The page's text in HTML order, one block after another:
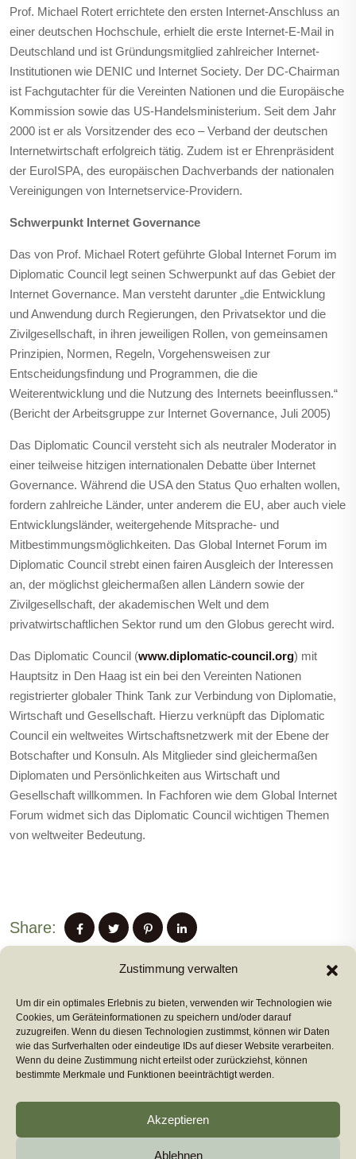
Zustimmung verwalten
Um dir ein optimales Erlebnis zu bieten, verwenden wir Technologien wie
Cookies, um Geräteinformationen zu speichern und/oder darauf
zuzugreifen. Wenn du diesen Technologien zustimmst, können wir Daten
wie das Surfverhalten oder eindeutige IDs auf dieser Website verarbeiten.
Wenn du deine Zustimmung nicht erteilst oder zurückziehst, können
bestimmte Merkmale und Funktionen beeinträchtigt werden.
Akzeptieren
Ablehnen
Prof. Michael Rotert errichtete den ersten Internet-Anschluss an
einer deutschen Hochschule, erhielt die erste Internet-E-Mail in
Deutschland und ist Gründungsmitglied zahlreicher Internet-
Institutionen wie DENIC und Internet Society. Der DC-Chairman
ist Fachgutachter für die Vereinten Nationen und die Europäische
Kommission sowie das US-Handelsministerium. Seit dem Jahr
2000 ist er als Vorsitzender des eco – Verband der deutschen
Internetwirtschaft erfolgreich tätig. Zudem ist er Ehrenpräsident
der EuroISPA, des europäischen Dachverbands der nationalen
Vereinigungen von Internetservice-Providern.
Schwerpunkt Internet Governance
Das von Prof. Michael Rotert geführte Global Internet Forum im
Diplomatic Council legt seinen Schwerpunkt auf das Gebiet der
Internet Governance. Man versteht darunter „die Entwicklung
und Anwendung durch Regierungen, den Privatsektor und die
Zivilgesellschaft, in ihren jeweiligen Rollen, von gemeinsamen
Prinzipien, Normen, Regeln, Vorgehensweisen zur
Entscheidungsfindung und Programmen, die die
Weiterentwicklung und die Nutzung des Internets beeinflussen.“
(Bericht der Arbeitsgruppe zur Internet Governance, Juli 2005)
Das Diplomatic Council versteht sich als neutraler Moderator in
einer teilweise hitzigen internationalen Debatte über Internet
Governance. Während die USA den Status Quo erhalten wollen,
fordern zahlreiche Länder, unter anderem die EU, aber auch viele
Entwicklungsländer, weitergehende Mitsprache- und
Mitbestimmungsmöglichkeiten. Das Global Internet Forum im
Diplomatic Council strebt einen fairen Ausgleich der Interessen
an, der möglichst gleichermaßen allen Ländern sowie der
Zivilgesellschaft, der akademischen Welt und dem
privatwirtschaftlichen Sektor rund um den Globus gerecht wird.
Das Diplomatic Council (www.diplomatic-council.org) mit
Hauptsitz in Den Haag ist ein bei den Vereinten Nationen
registrierter globaler Think Tank zur Verbindung von Diplomatie,
Wirtschaft und Gesellschaft. Hierzu verknüpft das Diplomatic
Council ein weltweites Wirtschaftsnetzwerk mit der Ebene der
Botschafter und Konsuln. Als Mitglieder sind gleichermaßen
Diplomaten und Persönlichkeiten aus Wirtschaft und
Gesellschaft willkommen. In Fachforen wie dem Global Internet
Forum widmet sich das Diplomatic Council wichtigen Themen
von weltweiter Bedeutung.
Share:
PREVIUS POST
NEXT POST